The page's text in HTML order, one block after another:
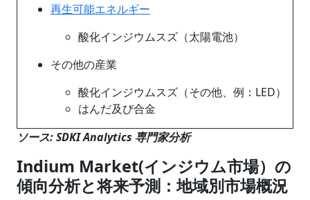
再生可能エネルギー
酸化インジウムスズ（太陽電池）
その他の産業
酸化インジウムスズ（その他、例：LED）
はんだ及び合金
ソース: SDKI Analytics 専門家分析
Indium Market(インジウム市場）の
傾向分析と将来予測：地域別市場概況